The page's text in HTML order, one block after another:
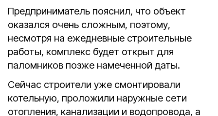
Предприниматель пояснил, что объект
оказался очень сложным, поэтому,
несмотря на ежедневные строительные
работы, комплекс будет открыт для
паломников позже намеченной даты.
Сейчас строители уже смонтировали
котельную, проложили наружные сети
отопления, канализации и водопровода, а